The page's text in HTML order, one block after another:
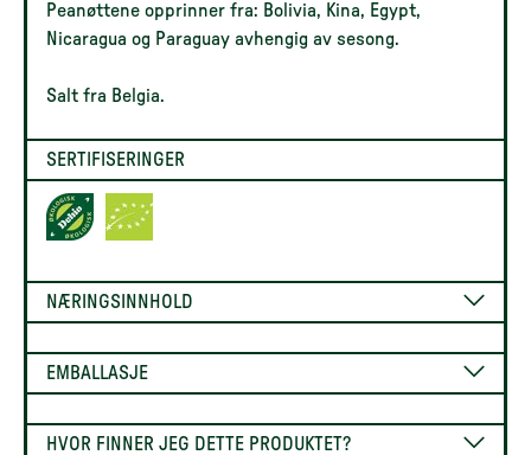
Peanøttene opprinner fra: Bolivia, Kina, Egypt,
Nicaragua og Paraguay avhengig av sesong.
Salt fra Belgia.
SERTIFISERINGER
NÆRINGSINNHOLD
EMBALLASJE
HVOR FINNER JEG DETTE PRODUKTET?